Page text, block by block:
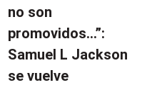
no son
promovidos…”:
Samuel L Jackson
se vuelve